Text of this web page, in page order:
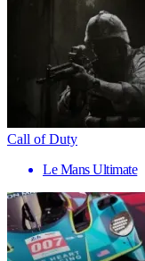
Call of Duty
Le Mans Ultimate